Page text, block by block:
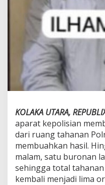
KOLAKA UTARA,
aparat kepolisian
dari ruang tahanan
membuahkan hasil.
malam, satu buronan
sehingga total
kembali menjadi lima